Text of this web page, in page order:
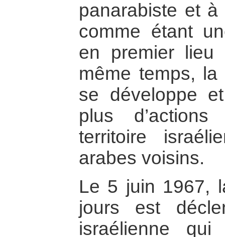
panarabiste et
comme étant
en premier
même temps, la
se développe
plus
territoire
arabes voisins.
Le 5 juin 1967,
jours est
israélienne